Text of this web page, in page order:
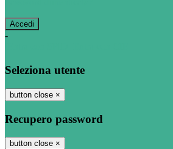
-
Seleziona utente
button close ×
Recupero password
button close ×